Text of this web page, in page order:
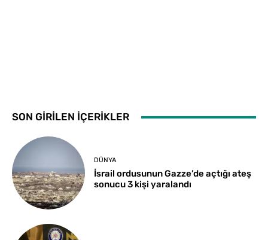
SON GİRİLEN İÇERİKLER
DÜNYA
İsrail ordusunun Gazze’de açtığı ateş
sonucu 3 kişi yaralandı